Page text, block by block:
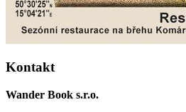
Kontakt
Wander Book s.r.o.